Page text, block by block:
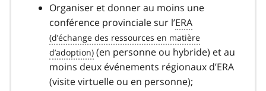
Organiser et donner au moins une
conférence provinciale sur l’ERA
(en personne ou hybride) et au
moins deux événements régionaux d’ERA
(visite virtuelle ou en personne);